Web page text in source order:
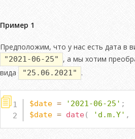
Пример 1
Предположим, что у нас есть дата в
"2021-06-25"
, а мы хотим
вида
"25.06.2021" .
$date = '2021-06-25' ;
$date = date( 'd.m.Y' ,